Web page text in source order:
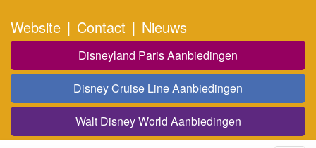
Website | Contact | Nieuws
Disneyland Paris Aanbiedingen
Disney Cruise Line Aanbiedingen
Walt Disney World Aanbiedingen